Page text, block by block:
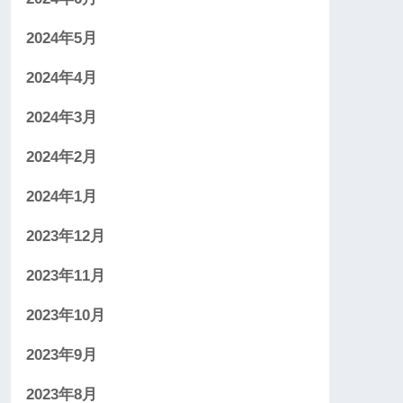
2024年5月
2024年4月
2024年3月
2024年2月
2024年1月
2023年12月
2023年11月
2023年10月
2023年9月
2023年8月